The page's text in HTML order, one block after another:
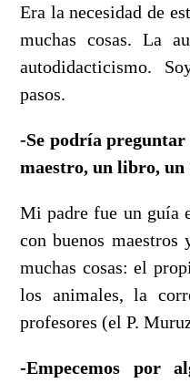
Era la necesidad de
muchas cosas. La
autodidacticismo.
pasos.
-Se podría preguntar
maestro, un libro, un
Mi padre fue un guía
con buenos
muchas cosas: el
los animales, la
profesores (el P.
-Empecemos por